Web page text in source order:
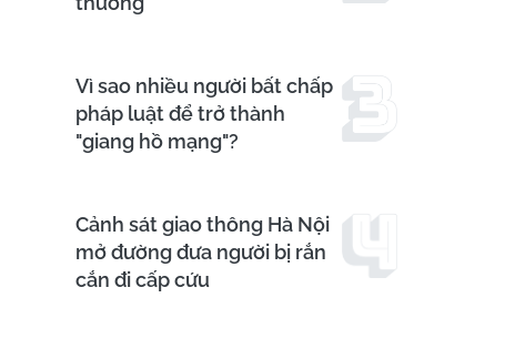
Vì sao nhiều người bất chấp
pháp luật để trở thành
"giang hồ mạng"?
Cảnh sát giao thông Hà Nội
mở đường đưa người bị rắn
cắn đi cấp cứu